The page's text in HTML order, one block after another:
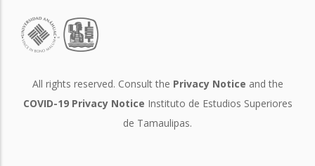
All rights reserved. Consult the Privacy Notice and the
COVID-19 Privacy Notice Instituto de Estudios Superiores
de Tamaulipas.